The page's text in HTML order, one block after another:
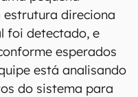
direciona
foi detectado, e
esperados
está analisando
do sistema para